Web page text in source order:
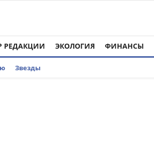
РЕДАКЦИИ ЭКОЛОГИЯ ФИНАНСЫ
Звезды